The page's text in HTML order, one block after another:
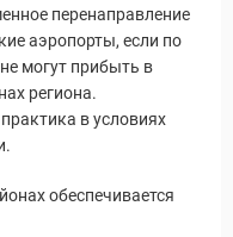
перенаправление
аэропорты, если по
могут прибыть в
региона.
в условиях
обеспечивается